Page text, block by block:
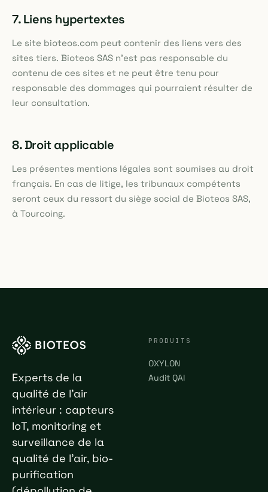
7. Liens hypertextes
Le site bioteos.com peut contenir des liens vers des
sites tiers. Bioteos SAS n'est pas responsable du
contenu de ces sites et ne peut être tenu pour
responsable des dommages qui pourraient résulter de
leur consultation.
8. Droit applicable
Les présentes mentions légales sont soumises au droit
français. En cas de litige, les tribunaux compétents
seront ceux du ressort du siège social de Bioteos SAS,
à Tourcoing.
Experts de la
qualité de l'air
intérieur : capteurs
IoT, monitoring et
surveillance de la
qualité de l'air, bio-
purification
PRODUITS
OXYLON
Audit QAI